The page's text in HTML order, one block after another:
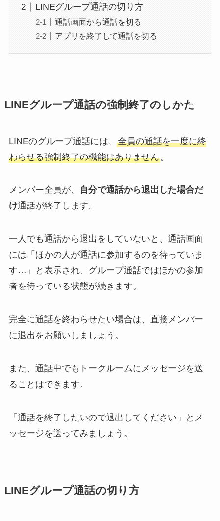
LINEグループ通話の切り方
通話画面から通話を切る
アプリを終了して通話を切る
LINEグループ通話の強制終了のしかた
LINEのグループ通話には、 全員の通話を一度に終
わらせる強制終了の機能はありません。
メンバー全員が、
自分で通話から退出した場合だ
け通話が終了します。
一人でも通話から退出をしていないと、通話画面
には「ほかの人が通話に参加するのを待っていま
す…」と表示され、グループ通話ではほかの参加
者を待っている状態が続きます。
完全に通話を終わらせたい場合は、直接メンバー
に退出をお願いしましょう。
また、通話中でもトークルームにメッセージを送
ることはできます。
「通話を終了したいので退出してください」とメ
ッセージを送ってみましょう。
LINEグループ通話の切り方